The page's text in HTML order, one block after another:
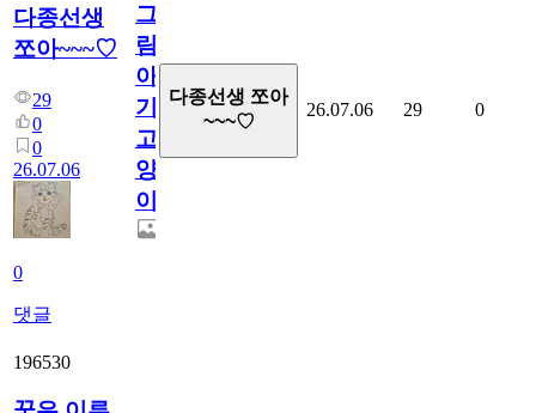
다종선생
쪼아~~~♡
29
0
0
26.07.06
0
댓글
그
림...
아
기
고
양
이
다종선생 쪼아
~~~♡
26.07.06 29 0
196530